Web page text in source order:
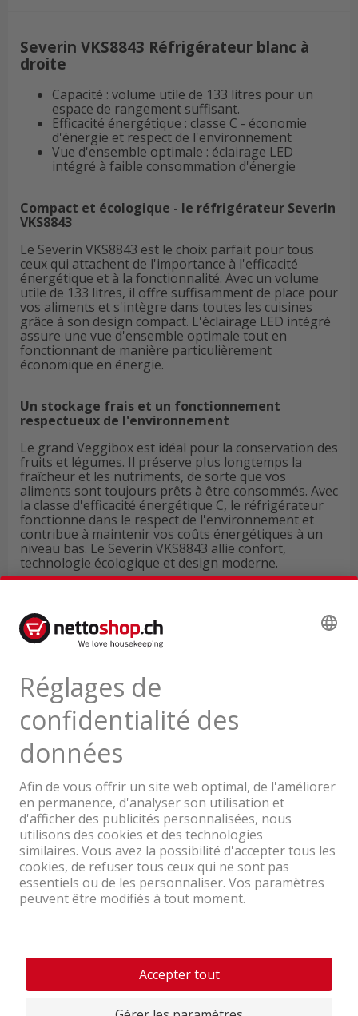
Severin VKS8843 Réfrigérateur blanc à
droite
Capacité : volume utile de 133 litres pour un
espace de rangement suffisant.
Efficacité énergétique : classe C - économie
d'énergie et respect de l'environnement
Vue d'ensemble optimale : éclairage LED
intégré à faible consommation d'énergie
Compact et écologique - le réfrigérateur Severin
VKS8843
Le Severin VKS8843 est le choix parfait pour tous
ceux qui attachent de l'importance à l'efficacité
énergétique et à la fonctionnalité. Avec un volume
utile de 133 litres, il offre suffisamment de place pour
vos aliments et s'intègre dans toutes les cuisines
grâce à son design compact. L'éclairage LED intégré
assure une vue d'ensemble optimale tout en
fonctionnant de manière particulièrement
économique en énergie.
Un stockage frais et un fonctionnement
respectueux de l'environnement
Le grand Veggibox est idéal pour la conservation des
fruits et légumes. Il préserve plus longtemps la
fraîcheur et les nutriments, de sorte que vos
aliments sont toujours prêts à être consommés. Avec
la classe d'efficacité énergétique C, le réfrigérateur
fonctionne dans le respect de l'environnement et
contribue à maintenir vos coûts énergétiques à un
niveau bas. Le Severin VKS8843 allie confort,
technologie écologique et design moderne.
Données techniques
Une entreprise du Groupe Coop